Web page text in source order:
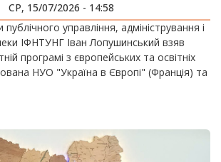
СР, 15/07/2026 - 14:58
управління, адміністрування і
ІФНТУНГ Іван Лопушинський взяв
програмі з європейських та освітніх
НУО "Україна в Європі" (Франція) та